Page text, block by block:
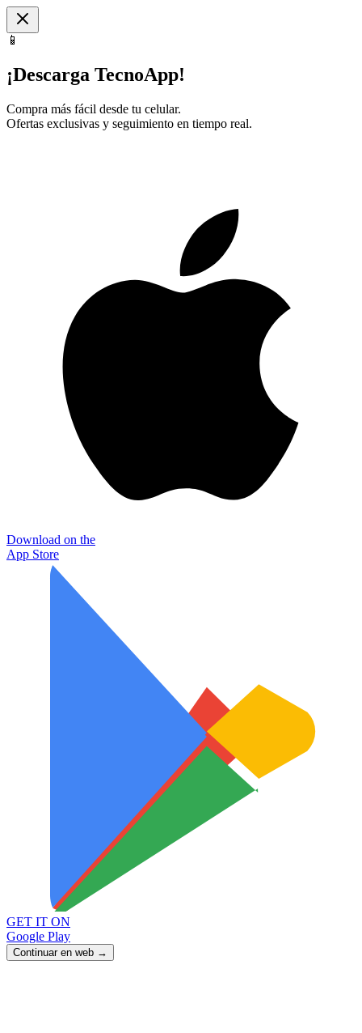
📱
¡Descarga TecnoApp!
Compra más fácil desde tu celular.
Ofertas exclusivas y seguimiento en tiempo real.
Download on the
App Store
GET IT ON
Google Play
Continuar en web →